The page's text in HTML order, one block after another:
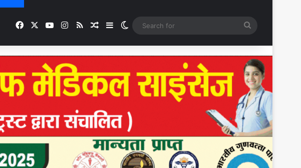
Facebook YouTubeInstagram
RSS Random Article
SidebarSwitch skin